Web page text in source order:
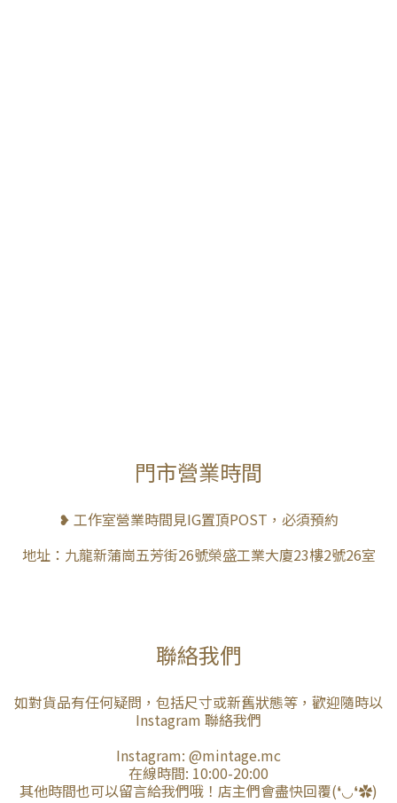
門市營業時間
❥ 工作室營業時間見IG置頂POST，必須預約
地址：九龍新蒲崗五芳街26號榮盛工業大廈23樓2號26室
聯絡我們
如對貨品有任何疑問，包括尺寸或新舊狀態等，歡迎隨時以
Instagram 聯絡我們
Instagram: @mintage.mc
在線時間: 10:00-20:00
其他時間也可以留言給我們哦！店主們會盡快回覆(❛◡❛✿)